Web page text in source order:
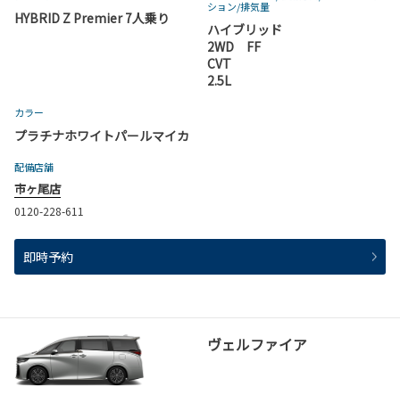
HYBRID Z Premier 7人乗り
ション/排気量
ハイブリッド
2WD FF
CVT
2.5L
カラー
プラチナホワイトパールマイカ
配備店舗
市ヶ尾店
0120-228-611
即時予約
ヴェルファイア